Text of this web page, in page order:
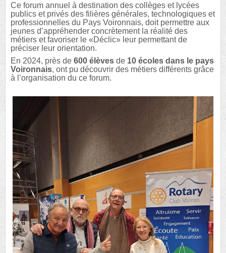
Ce forum annuel à destination des collèges et lycées
publics et privés des filières générales, technologiques et
professionnelles du Pays Voironnais, doit permettre aux
jeunes d’appréhender concrètement la réalité des
métiers et favoriser le «Déclic» leur permettant de
préciser leur orientation.
En 2024, près de 600 élèves de 10 écoles dans le pays
Voironnais, ont pu découvrir des métiers différents grâce
à l’organisation du ce forum.